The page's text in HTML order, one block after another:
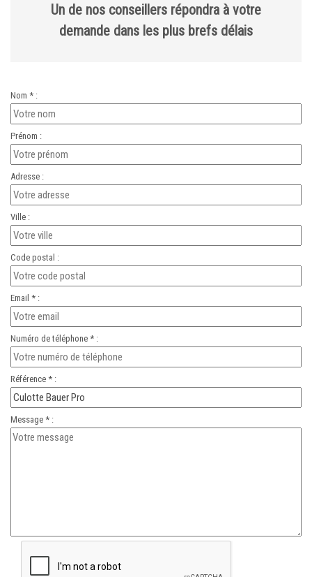
Un de nos conseillers répondra à votre
demande dans les plus brefs délais
Nom * :
Prénom :
Adresse :
Ville :
Code postal :
Email * :
Numéro de téléphone * :
Référence * :
Message * :